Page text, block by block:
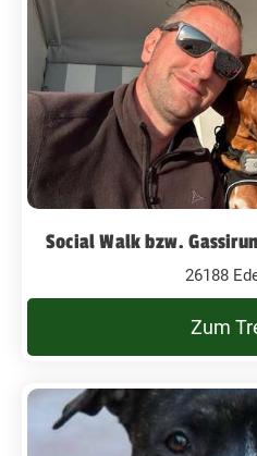
Social Walk bzw.
26188
Zum